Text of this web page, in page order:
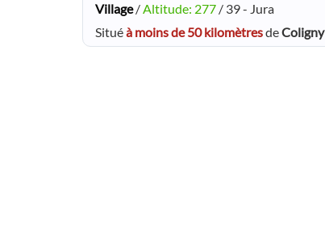
Village/Altitude: 277 / 39 - Jura
Situéà moins de 50 kilomètresdeColigny